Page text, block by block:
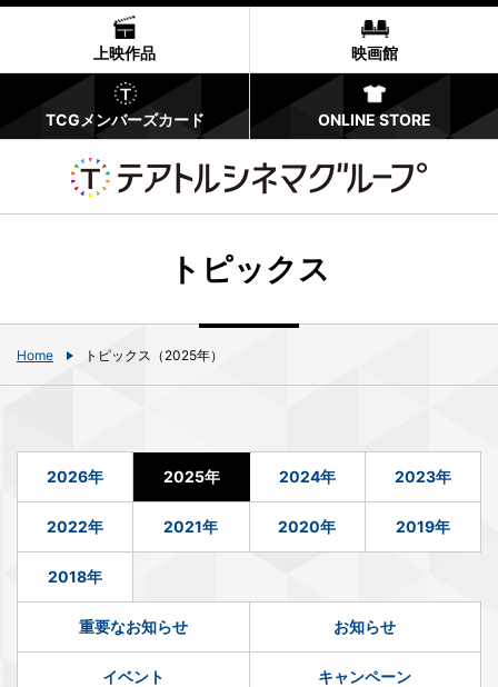
上映作品 映画館
TCGメンバーズカード ONLINE STORE
トピックス
Home トピックス（2025年）
2026年 2025年 2024年 2023年
2022年 2021年 2020年 2019年
2018年
重要なお知らせ お知らせ
イベント キャンペーン